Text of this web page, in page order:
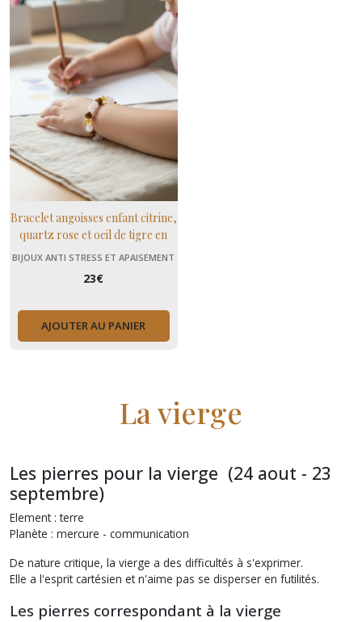
Bracelet angoisses enfant citrine,
quartz rose et oeil de tigre en
Pierres Naturelles, Cadeau
BIJOUX ANTI STRESS ET APAISEMENT
23€
AJOUTER AU PANIER
La vierge
Les pierres pour la vierge (24 aout - 23
septembre)
Element : terre
Planète : mercure - communication
De nature critique, la vierge a des difficultés à s'exprimer.
Elle a l'esprit cartésien et n'aime pas se disperser en futilités.
Les pierres correspondant à la vierge